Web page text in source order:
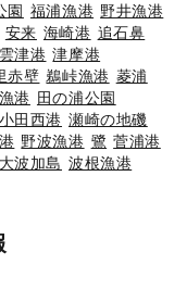
園 福浦漁港 野井漁港
安来 海崎港 追石鼻
雲津港 津摩港
赤壁 鵜峠漁港 菱浦
港 田の浦公園
小田西港 瀬崎の地磯
野波漁港 鷺 菅浦港
大波加島 波根漁港